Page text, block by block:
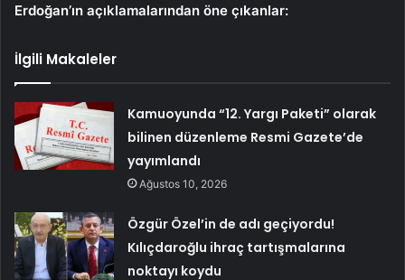
Erdoğan’ın açıklamalarından öne çıkanlar:
İlgili Makaleler
Kamuoyunda “12. Yargı Paketi” olarak
bilinen düzenleme Resmi Gazete’de
yayımlandı
Ağustos 10, 2026
Özgür Özel’in de adı geçiyordu!
Kılıçdaroğlu ihraç tartışmalarına
noktayı koydu